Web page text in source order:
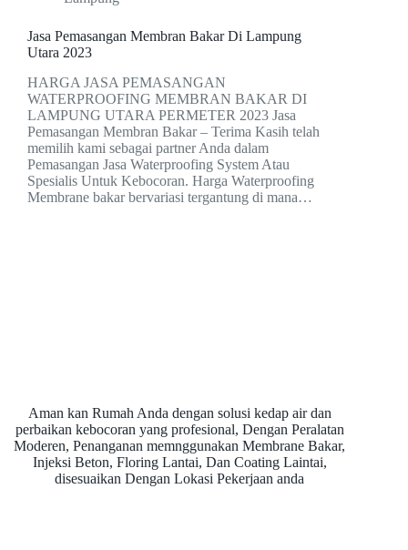
Jasa Pemasangan Membran Bakar Di Lampung
Utara 2023
HARGA JASA PEMASANGAN
WATERPROOFING MEMBRAN BAKAR DI
LAMPUNG UTARA PERMETER 2023 Jasa
Pemasangan Membran Bakar – Terima Kasih telah
memilih kami sebagai partner Anda dalam
Pemasangan Jasa Waterproofing System Atau
Spesialis Untuk Kebocoran. Harga Waterproofing
Membrane bakar bervariasi tergantung di mana…
Aman kan Rumah Anda dengan solusi kedap air dan
perbaikan kebocoran yang profesional, Dengan Peralatan
Moderen, Penanganan memnggunakan Membrane Bakar,
Injeksi Beton, Floring Lantai, Dan Coating Laintai,
disesuaikan Dengan Lokasi Pekerjaan anda